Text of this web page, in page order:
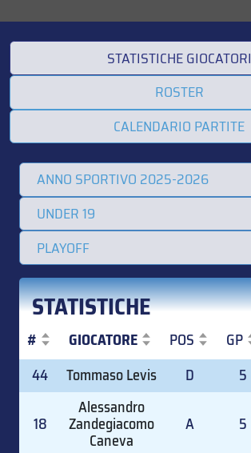
STATISTICHE GIOCATORI
ROSTER
CALENDARIO PARTITE
STATISTICHE
# GIOCATORE POS GP
#
GIOCATORE POS GP
44 Tommaso Levis D 5
18
Alessandro
Zandegiacomo
Caneva
A 5